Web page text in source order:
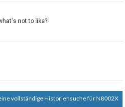
not to like?
vollständige Historiensuche für N8002X